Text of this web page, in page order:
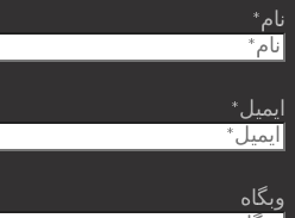
نام*
ایمیل*
وبگاه